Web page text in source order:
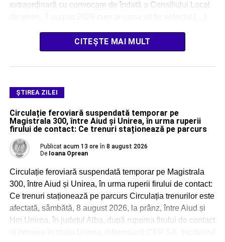
extraordinară cu convocare de îndată a Consiliului Local
CITEȘTE MAI MULT
ŞTIREA ZILEI
Circulație feroviară suspendată temporar pe
Magistrala 300, între Aiud și Unirea, în urma ruperii
firului de contact: Ce trenuri staționează pe parcurs
Publicat acum 13 ore în 8 august 2026
De Ioana Oprean
Circulație feroviară suspendată temporar pe Magistrala
300, între Aiud și Unirea, în urma ruperii firului de contact:
Ce trenuri staționează pe parcurs Circulația trenurilor este
afectată, sâmbătă, 8 august 2026, la prânz, între Aiud și
Hm Unirea, în județul Alba, după ruperea firului de contact